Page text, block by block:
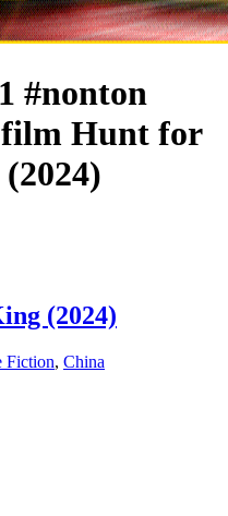
#nonton
film Hunt for
(2024)
Fiction, China